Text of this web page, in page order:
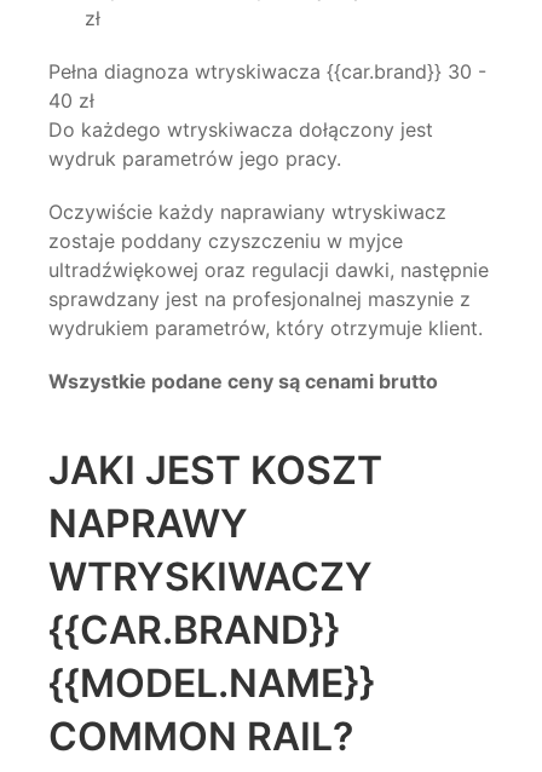
zł
Pełna diagnoza wtryskiwacza {{car.brand}} 30 -
40 zł
Do każdego wtryskiwacza dołączony jest
wydruk parametrów jego pracy.
Oczywiście każdy naprawiany wtryskiwacz
zostaje poddany czyszczeniu w myjce
ultradźwiękowej oraz regulacji dawki, następnie
sprawdzany jest na profesjonalnej maszynie z
wydrukiem parametrów, który otrzymuje klient.
Wszystkie podane ceny są cenami brutto
JAKI JEST KOSZT
NAPRAWY
WTRYSKIWACZY
{{CAR.BRAND}}
{{MODEL.NAME}}
COMMON RAIL?